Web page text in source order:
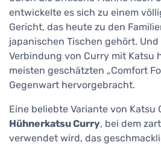
entwickelte es sich zu einem
Gericht, das heute zu den
japanischen Tischen gehört.
Verbindung von Curry mit Katsu
meisten geschätzten „Comfort
Gegenwart hervorgebracht.
Eine beliebte Variante von Katsu
Hühnerkatsu Curry, bei dem
verwendet wird, das